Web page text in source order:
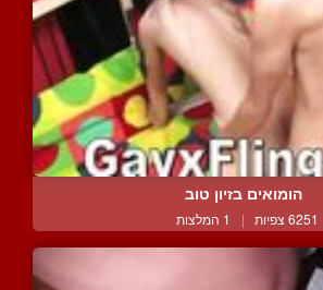
הומואים בזיון טוב
6251 צפיות | 1 המלצות